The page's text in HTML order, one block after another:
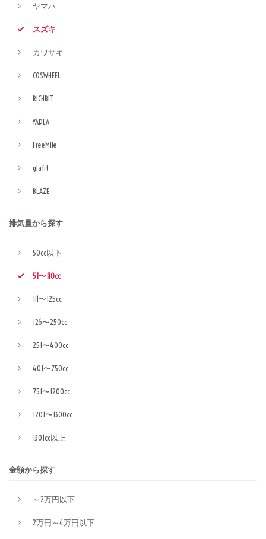
ヤマハ
スズキ
カワサキ
COSWHEEL
RICHBIT
YADEA
FreeMile
glafit
BLAZE
排気量から探す
50cc以下
51〜110cc
111〜125cc
126〜250cc
251〜400cc
401〜750cc
751〜1200cc
1201〜1300cc
1301cc以上
金額から探す
～2万円以下
2万円～4万円以下